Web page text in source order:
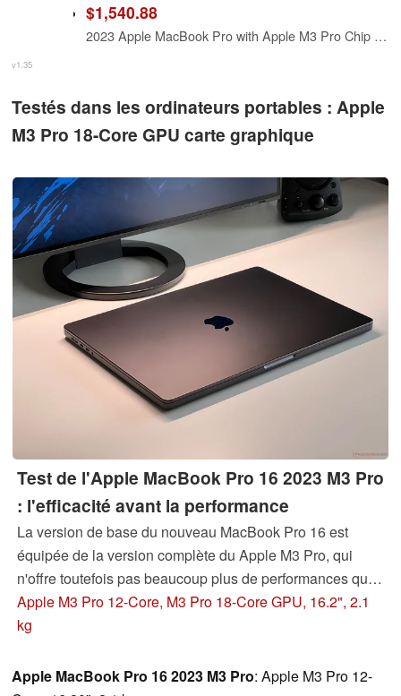
$1,540.88
2023 Apple MacBook Pro with Apple M3 Pro Chip (16-Inch, 18GB RAM, 512GB SSD Storage) (QWERTY English) Silver (Renewed)
v1.35
Testés dans les ordinateurs portables : Apple
M3 Pro 18-Core GPU carte graphique
Test de l'Apple MacBook Pro 16 2023 M3 Pro
: l'efficacité avant la performance
La version de base du nouveau MacBook Pro 16 est
équipée de la version complète du Apple M3 Pro, qui
n'offre toutefois pas beaucoup plus de performances que
le M2 Pro. En revanche, le SSD de base est redevenu
plus rapide et la luminosité maximale du SDR a été
autonomie de batterie extrêmement longue.
Apple M3 Pro 12-Core, M3 Pro 18-Core GPU, 16.2", 2.1
kg
Apple MacBook Pro 16 2023 M3 Pro: Apple M3 Pro 12-